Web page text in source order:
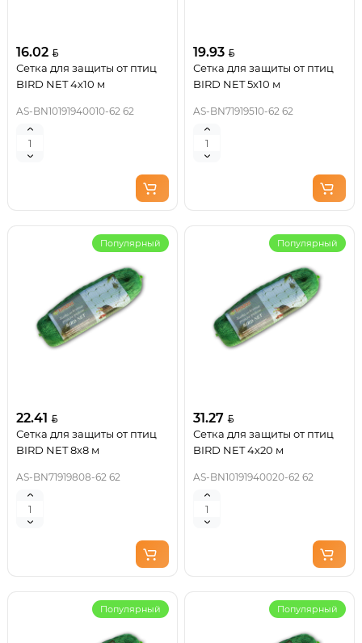
16.02
Сетка для защиты от птиц
BIRD NET 4х10 м
AS-BN10191940010-62 62
19.93
Сетка для защиты от птиц
BIRD NET 5х10 м
AS-BN71919510-62 62
Популярный
22.41
Сетка для защиты от птиц
BIRD NET 8х8 м
AS-BN71919808-62 62
Популярный
31.27
Сетка для защиты от птиц
BIRD NET 4х20 м
AS-BN10191940020-62 62
Популярный Популярный